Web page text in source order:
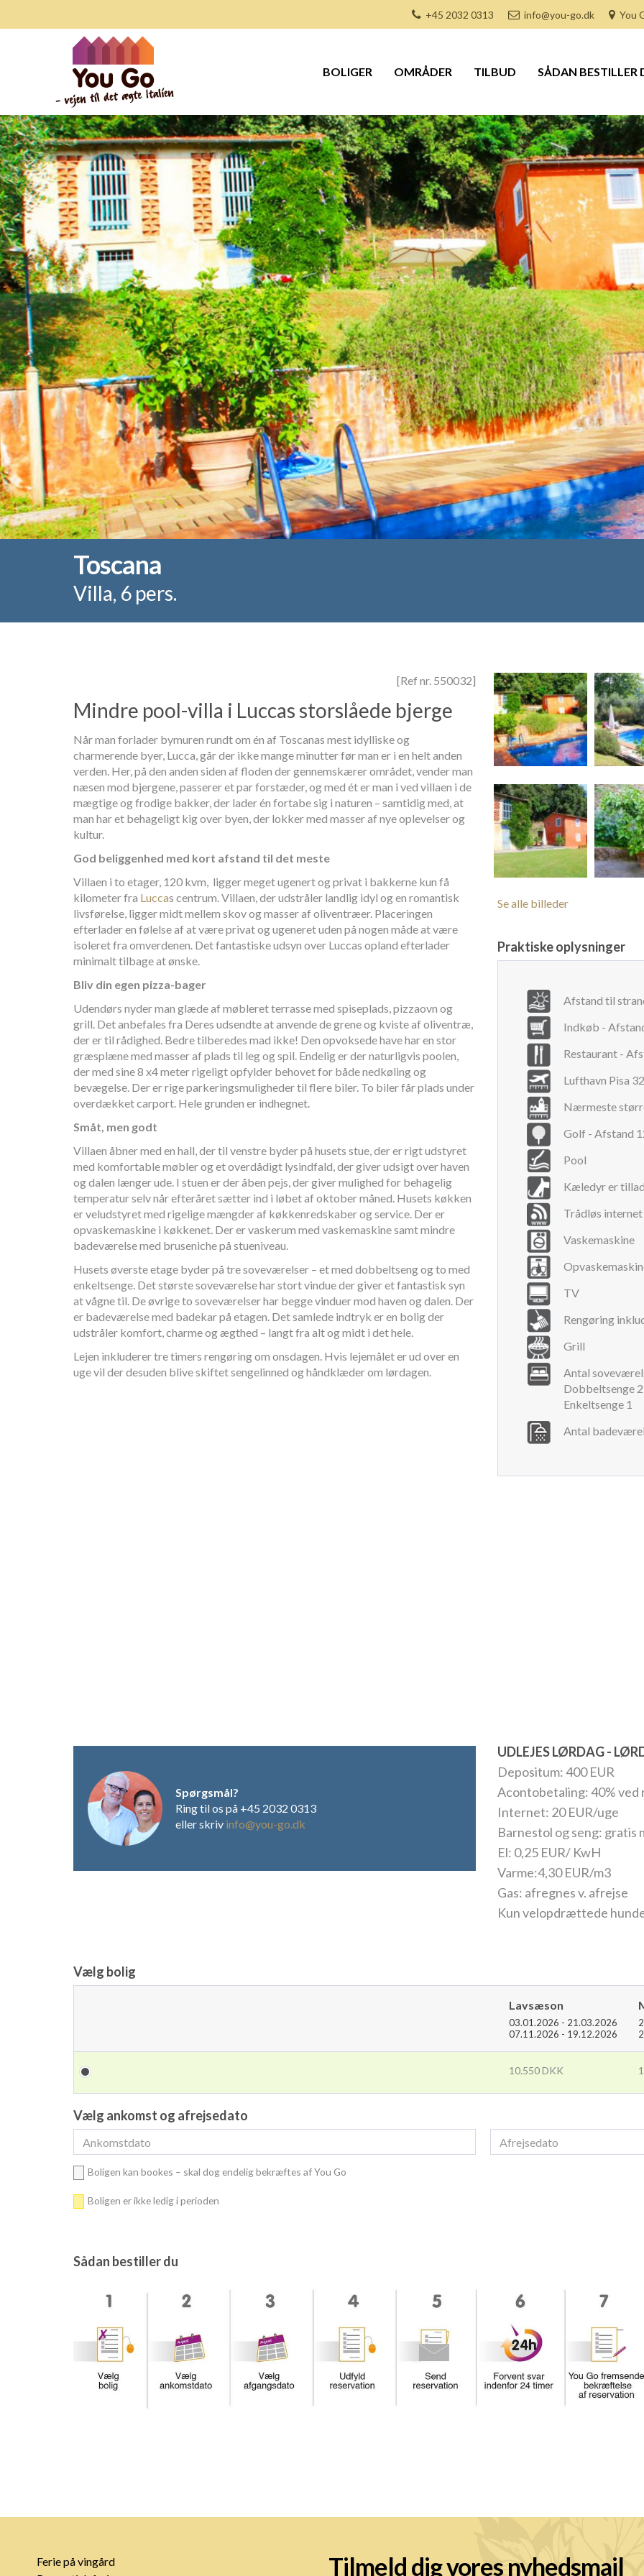
+45 2032 0313 info@you-go.dk You
BOLIGER OMRÅDER TILBUD SÅDAN BESTILLER
Toscana
Villa, 6 pers.
[Ref nr. 550032]
Mindre pool-villa i Luccas storslåede bjerge
Når man forlader bymuren rundt om én af Toscanas mest idylliske og
charmerende byer, Lucca, går der ikke mange minutter før man er i en helt anden
verden. Her, på den anden siden af floden der gennemskærer området, vender man
næsen mod bjergene, passerer et par forstæder, og med ét er man i ved villaen i de
mægtige og frodige bakker, der lader én fortabe sig i naturen – samtidig med, at
man har et behageligt kig over byen, der lokker med masser af nye oplevelser og
kultur.
God beliggenhed med kort afstand til det meste
Villaen i to etager, 120 kvm, ligger meget ugenert og privat i bakkerne kun få
kilometer fra Luccas centrum. Villaen, der udstråler landlig idyl og en romantisk
livsførelse, ligger midt mellem skov og masser af oliventræer. Placeringen
efterlader en følelse af at være privat og ugeneret uden på nogen måde at være
isoleret fra omverdenen. Det fantastiske udsyn over Luccas opland efterlader
minimalt tilbage at ønske.
Bliv din egen pizza-bager
Udendørs nyder man glæde af møbleret terrasse med spiseplads, pizzaovn og
grill. Det anbefales fra Deres udsendte at anvende de grene og kviste af oliventræ,
der er til rådighed. Bedre tilberedes mad ikke! Den opvoksede have har en stor
græsplæne med masser af plads til leg og spil. Endelig er der naturligvis poolen,
der med sine 8 x4 meter rigeligt opfylder behovet for både nedkøling og
bevægelse. Der er rige parkeringsmuligheder til flere biler. To biler får plads under
overdækket carport. Hele grunden er indhegnet.
Småt, men godt
Villaen åbner med en hall, der til venstre byder på husets stue, der er rigt udstyret
med komfortable møbler og et overdådigt lysindfald, der giver udsigt over haven
og dalen længer ude. I stuen er der åben pejs, der giver mulighed for behagelig
temperatur selv når efteråret sætter ind i løbet af oktober måned. Husets køkken
er veludstyret med rigelige mængder af køkkenredskaber og service. Der er
opvaskemaskine i køkkenet. Der er vaskerum med vaskemaskine samt mindre
badeværelse med bruseniche på stueniveau.
Husets øverste etage byder på tre soveværelser – et med dobbeltseng og to med
enkeltsenge. Det største soveværelse har stort vindue der giver et fantastisk syn
at vågne til. De øvrige to soveværelser har begge vinduer mod haven og dalen. Der
er badeværelse med badekar på etagen. Det samlede indtryk er en bolig der
udstråler komfort, charme og ægthed – langt fra alt og midt i det hele.
Lejen inkluderer tre timers rengøring om onsdagen. Hvis lejemålet er ud over en
uge vil der desuden blive skiftet sengelinned og håndklæder om lørdagen.
Se alle billeder
Praktiske oplysninger
Afstand til
Indkøb -
Restaurant -
Lufthavn Pisa
Nærmeste
Golf - Afstand
Pool
Kæledyr er
Trådløs internet
Vaskemaskine
TV
Rengøring
Grill
Antal
Dobbeltsenge 2
Enkeltsenge 1
Antal
Spørgsmål?
Ring til os på +45 2032 0313
eller skriv info@you-go.dk
UDLEJES LØRDAG -
Depositum: 400 EUR
Acontobetaling: 40% ved
Internet: 20 EUR/uge
Barnestol og seng: gratis
El: 0,25 EUR/ KwH
Varme:4,30 EUR/m3
Gas: afregnes v. afrejse
Kun velopdrættede
Vælg bolig
Lavsæson
03.01.2026 - 21.03.2026
07.11.2026 - 19.12.2026
10.550 DKK
Vælg ankomst og afrejsedato
Boligen kan bookes – skal dog endelig bekræftes af You Go
Boligen er ikke ledig i perioden
Sådan bestiller du
Ferie på vingård
Tilmeld dig vores nyhedsmail